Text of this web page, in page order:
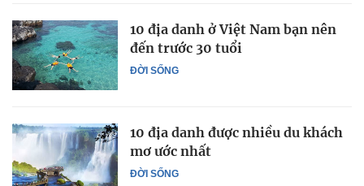
ĐỜI SỐNG
10 địa danh ở Việt Nam bạn nên
đến trước 30 tuổi
ĐỜI SỐNG
10 địa danh được nhiều du khách
mơ ước nhất